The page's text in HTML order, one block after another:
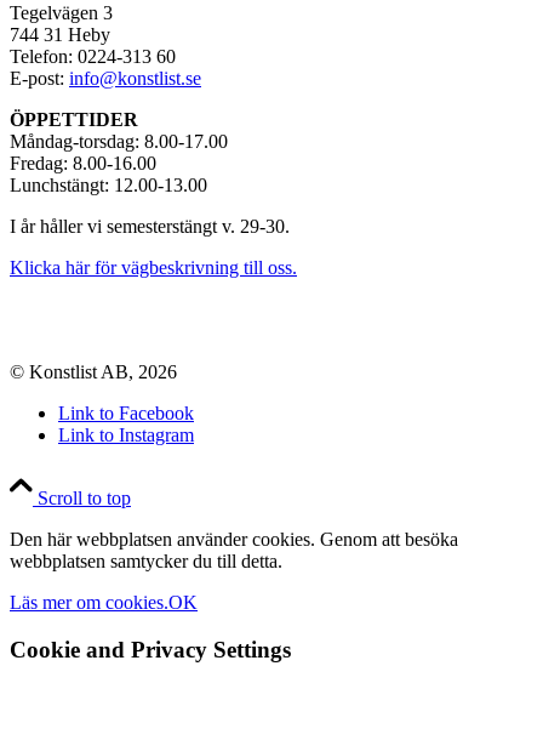
Tegelvägen 3
744 31 Heby
Telefon: 0224-313 60
E-post: info@konstlist.se
ÖPPETTIDER
Måndag-torsdag: 8.00-17.00
Fredag: 8.00-16.00
Lunchstängt: 12.00-13.00
I år håller vi semesterstängt v. 29-30.
Klicka här för vägbeskrivning till oss.
© Konstlist AB, 2026
Link to Facebook
Link to Instagram
Scroll to top
Den här webbplatsen använder cookies. Genom att besöka
webbplatsen samtycker du till detta.
Läs mer om cookies.OK
Cookie and Privacy Settings